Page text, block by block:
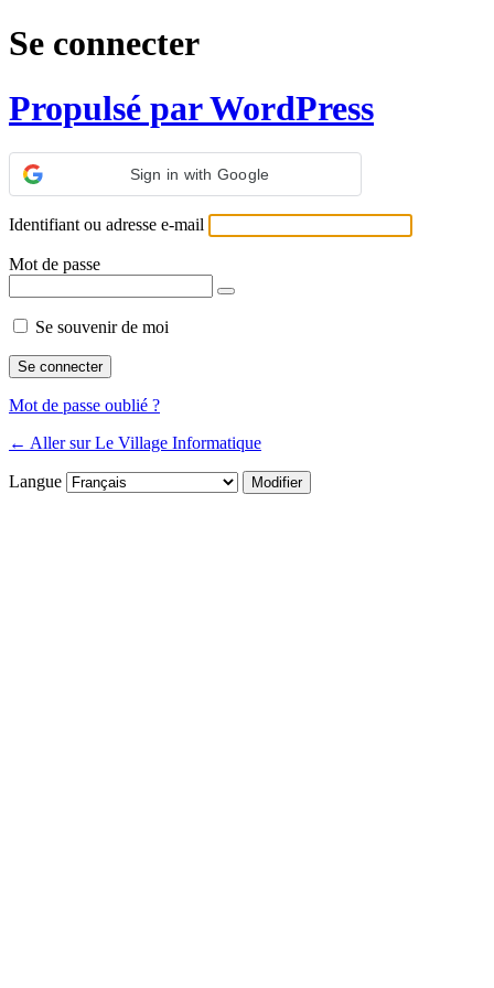
Se connecter
Propulsé par WordPress
Sign in with Google
Identifiant ou adresse e-mail
Mot de passe
Se souvenir de moi
Mot de passe oublié ?
← Aller sur Le Village Informatique
Langue